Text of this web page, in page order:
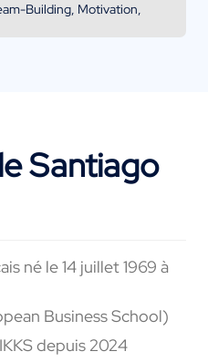
Building, Motivation,
Santiago
né le 14 juillet 1969 à
Business School)
depuis 2024